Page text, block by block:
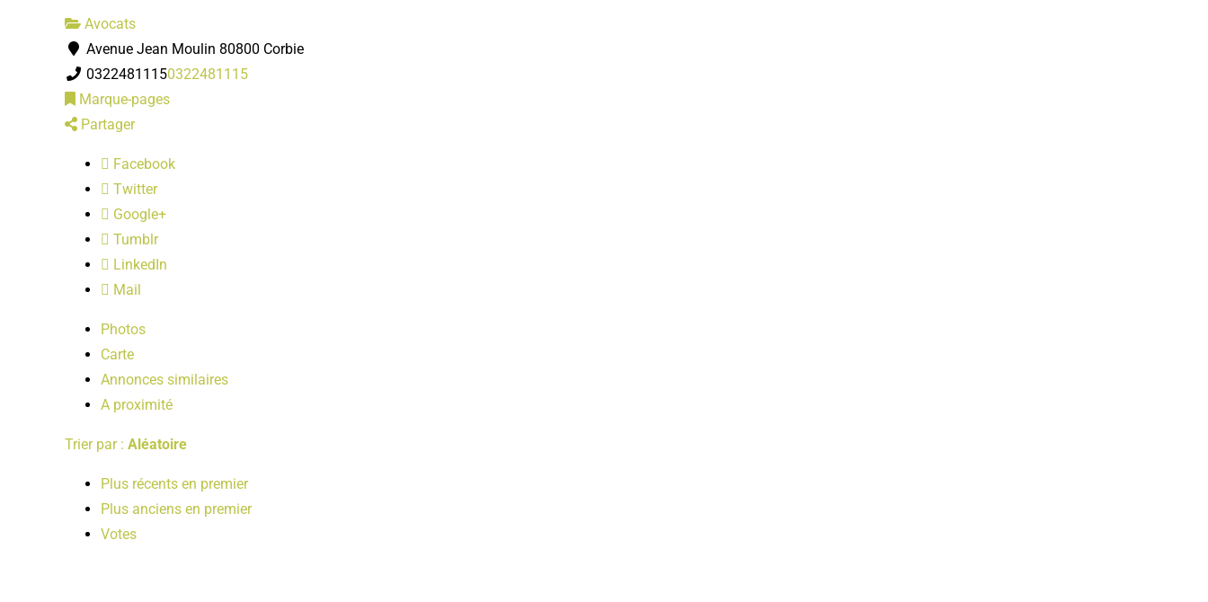
Avocats
Avenue Jean Moulin 80800 Corbie
03224811150322481115
Marque-pages
Partager
Facebook
Twitter
Google+
Tumblr
LinkedIn
Mail
Photos
Carte
Annonces similaires
A proximité
Trier par : Aléatoire
Plus récents en premier
Plus anciens en premier
Votes